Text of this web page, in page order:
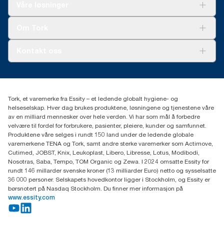
(+47) 22 70 62 00
Fredrik Selmers vei 6
0603 OSLO
Tork, et varemerke fra Essity – et ledende globalt hygiene- og
helseselskap. Hver dag brukes produktene, løsningene og tjenestene våre
av en milliard mennesker over hele verden. Vi har som mål å forbedre
velvære til fordel for forbrukere, pasienter, pleiere, kunder og samfunnet.
Produktene våre selges i rundt 150 land under de ledende globale
varemerkene TENA og Tork, samt andre sterke varemerker som Actimove,
Cutimed, JOBST, Knix, Leukoplast, Libero, Libresse, Lotus, Modibodi,
Nosotras, Saba, Tempo, TOM Organic og Zewa. I 2024 omsatte Essity for
rundt 146 millarder svenske kroner (13 milliarder Euro) netto og sysselsatte
36 000 personer. Selskapets hovedkontor ligger i Stockholm, og Essity er
børsnotert på Nasdaq Stockholm. Du finner mer informasjon på
www.essity.com